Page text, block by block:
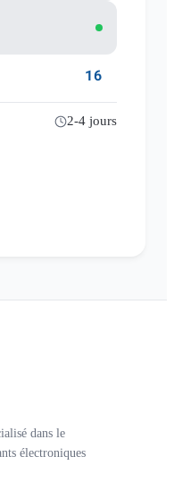
16
2-4 jours
dans le
électroniques